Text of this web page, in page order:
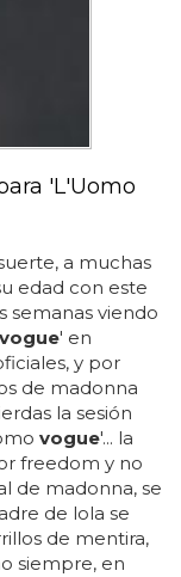
'L'Uomo
a muchas
edad con este
semanas viendo
vogue' en
y por
de madonna
la sesión
vogue'... la
freedom y no
de madonna, se
de lola se
de mentira,
siempre, en